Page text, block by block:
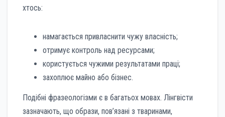
хтось:
намагається привласнити чужу власність;
отримує контроль над ресурсами;
користується чужими результатами праці;
захоплює майно або бізнес.
Подібні фразеологізми є в багатьох мовах. Лінгвісти
зазначають, що образи, пов’язані з тваринами,